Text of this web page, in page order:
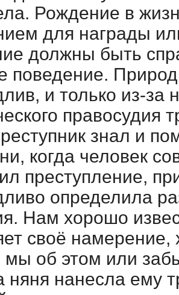
Рождение в
для награды
должны быть
поведение.
и только из-за
правосудия
знал и
когда человек
преступление,
определила
Нам хорошо
своё намерение,
об этом или
няня нанесла ему